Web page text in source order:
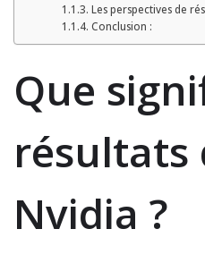
Les perspectives de
Conclusion :
Que
résultats
Nvidia ?